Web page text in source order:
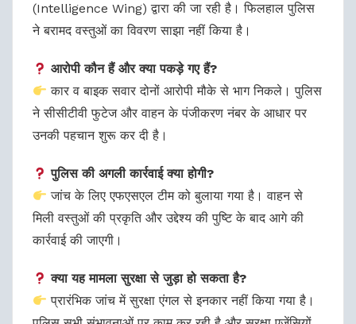
(Intelligence Wing) द्वारा की जा रही है। फिलहाल पुलिस
ने बरामद वस्तुओं का विवरण साझा नहीं किया है।
आरोपी कौन हैं और क्या पकड़े गए हैं?
कार व बाइक सवार दोनों आरोपी मौके से भाग निकले। पुलिस
ने सीसीटीवी फुटेज और वाहन के पंजीकरण नंबर के आधार पर
उनकी पहचान शुरू कर दी है।
पुलिस की अगली कार्रवाई क्या होगी?
जांच के लिए एफएसएल टीम को बुलाया गया है। वाहन से
मिली वस्तुओं की प्रकृति और उद्देश्य की पुष्टि के बाद आगे की
कार्रवाई की जाएगी।
क्या यह मामला सुरक्षा से जुड़ा हो सकता है?
प्रारंभिक जांच में सुरक्षा एंगल से इनकार नहीं किया गया है।